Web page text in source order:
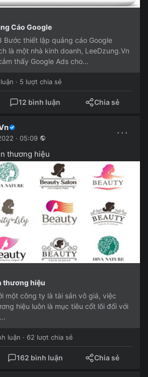
Cáo Google
Bước thiết lập quảng cáo Google
là một nhà kinh doanh, LeeDzung.Vn
thấy Google Ads cho...
· 5 lượt chia sẻ
12 bình luận Chia sẻ
· 05:09 ···
thương hiệu
thương hiệu
một công ty là tài sản vô giá, việc
hiệu luôn là mục tiêu cốt lõi đối với
luận · 62 lượt chia sẻ
162 bình luận Chia sẻ